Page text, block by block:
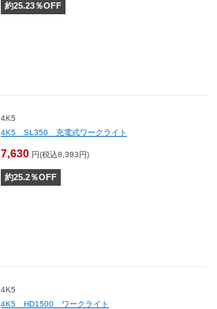
約25.23％OFF
4K5
4K5 SL350 充電式ワークライト
7,630 円(税込8,393円)
約25.2％OFF
4K5
4K5 HD1500 ワークライト